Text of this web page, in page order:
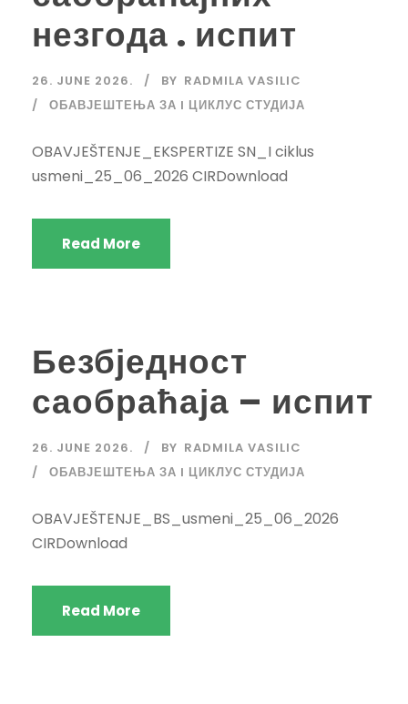
незгода . испит
26. JUNE 2026. BY RADMILA VASILIC
ОБАВЈЕШТЕЊА ЗА I ЦИКЛУС СТУДИЈА
OBAVJEŠTENJE_EKSPERTIZE SN_I ciklus
usmeni_25_06_2026 CIRDownload
Read More
Безбједност
саобраћаја – испит
26. JUNE 2026. BY RADMILA VASILIC
ОБАВЈЕШТЕЊА ЗА I ЦИКЛУС СТУДИЈА
OBAVJEŠTENJE_BS_usmeni_25_06_2026
CIRDownload
Read More